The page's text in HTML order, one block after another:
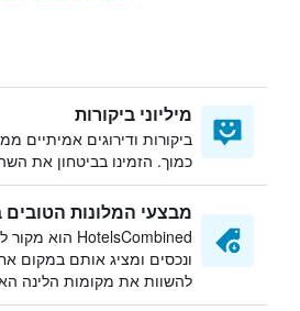
מיליוני ביקורות
ביקורות ודירוגים אמיתיים
כמוך. הזמינו בביטחון את
מבצעי המלונות הטובים
ונכסים ומציג אותם במקום
להשוות את מקומות הלינה